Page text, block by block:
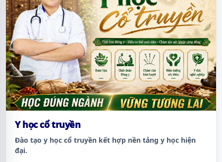
Y học cổ truyền
Đào tạo y học cổ truyền kết hợp nền tảng y học hiện
đại.